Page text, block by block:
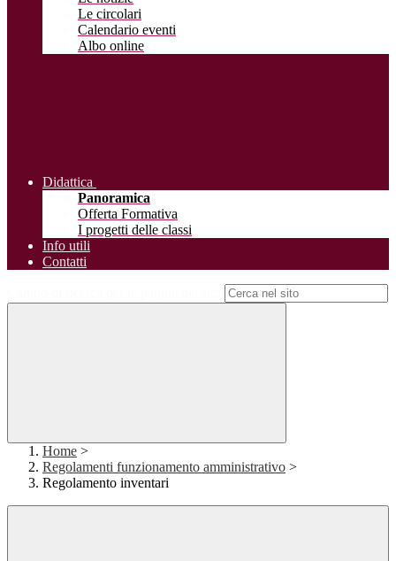
Le circolari
Calendario eventi
Albo online
Didattica
Panoramica
Offerta Formativa
I progetti delle classi
Info utili
Contatti
Home >
Regolamenti funzionamento amministrativo >
Regolamento inventari